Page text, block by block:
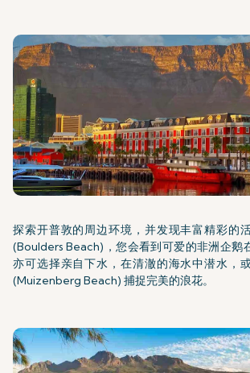
探索开普敦的周边环境，并发现丰富精彩的
(Boulders Beach)，您会看到可爱的非洲企鹅
亦可选择亲自下水，在清澈的海水中潜水，
(Muizenberg Beach) 捕捉完美的浪花。